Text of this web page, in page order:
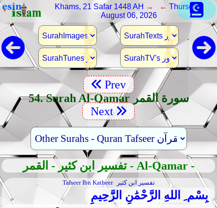
Khams, 21 Safar 1448 AH → ← Thursday,
August 06, 2026
Prev
54. Surah Al-Qamar سورة القمر
Next
تفسير ابن كثير - القمر - Al-Qamar -
Tafseer Ibn Katheer تفسير ابن كثير
بِسْم ِ اللهِ الرَّحْمَٰنِ الرَّحِيمِ